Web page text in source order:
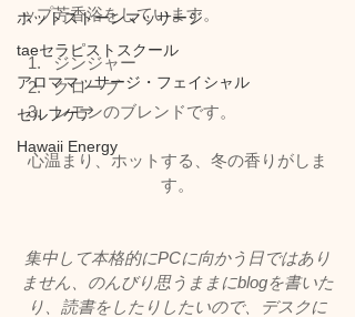
ホットストーンマッサージ
taeセラピストスクール
アロママッサージ・フェイシャル
セルフケア
Hawaii Energy
ップ芳香浴をしています。
ジンジャー
クローブ
レモンのブレンドです。
心温まり、ホットする、冬の香りがしま
す。
集中して本格的にPCに向かう日ではあり
ません、のんびり思うままにblogを書いた
り、読書をしたりしたいので、デスクに